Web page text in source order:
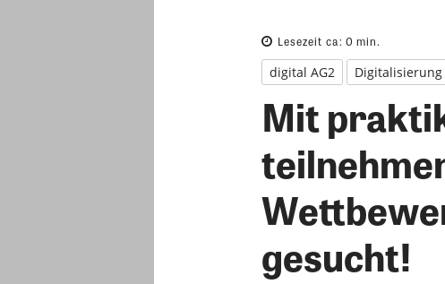
Lesezeit ca: 0 min.
digital AG2 Digitalisierung
Mit
gesucht!